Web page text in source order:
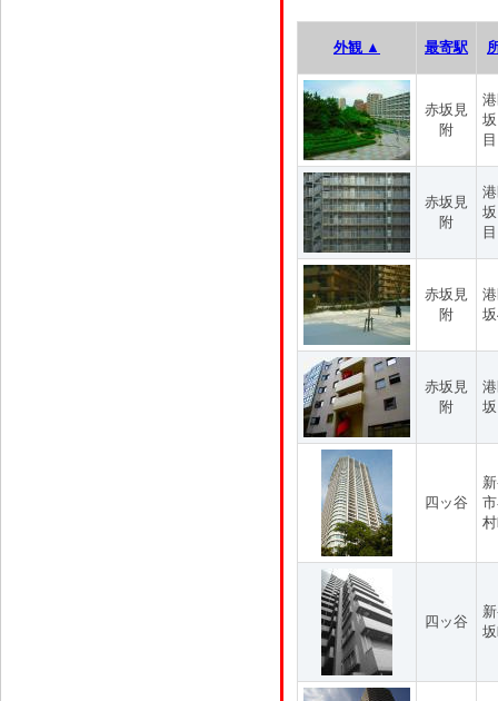
外観 ▲ 最寄駅
赤坂見
附
目
赤坂見
附
目
赤坂見
附
赤坂見
附
四ッ谷
四ッ谷